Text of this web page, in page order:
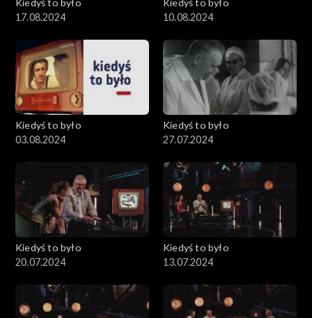
Kiedyś to było
17.08.2024
Kiedyś to było
10.08.2024
Kiedyś to było
03.08.2024
Kiedyś to było
27.07.2024
Kiedyś to było
20.07.2024
Kiedyś to było
13.07.2024